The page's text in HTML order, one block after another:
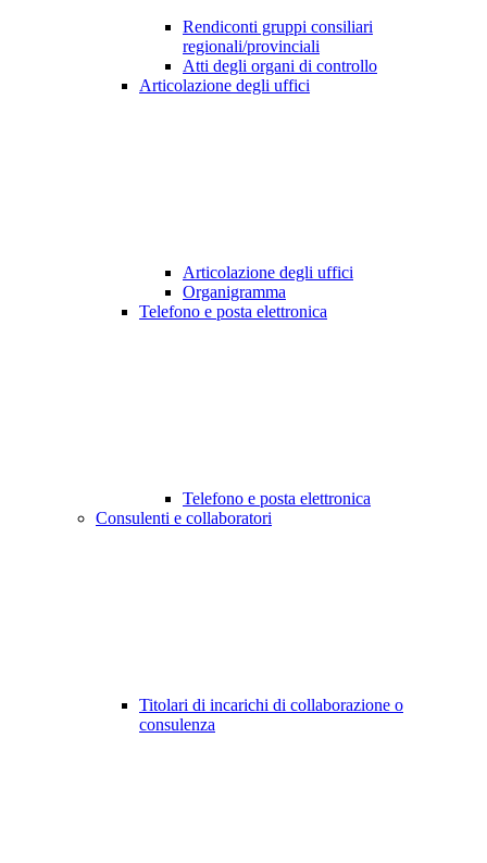
Rendiconti gruppi consiliari
regionali/provinciali
Atti degli organi di controllo
Articolazione degli uffici
Articolazione degli uffici
Organigramma
Telefono e posta elettronica
Telefono e posta elettronica
Consulenti e collaboratori
Titolari di incarichi di collaborazione o
consulenza